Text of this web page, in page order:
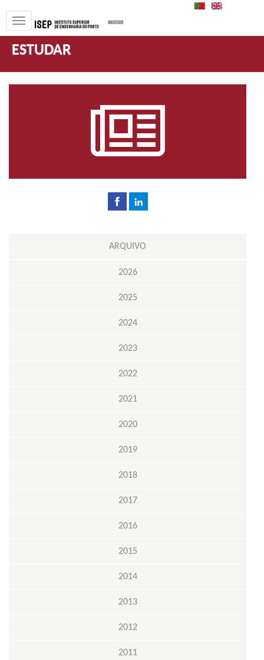
PT
ESTUDAR
ARQUIVO
2026
2025
2024
2023
2022
2021
2020
2019
2018
2017
2016
2015
2014
2013
2012
2011